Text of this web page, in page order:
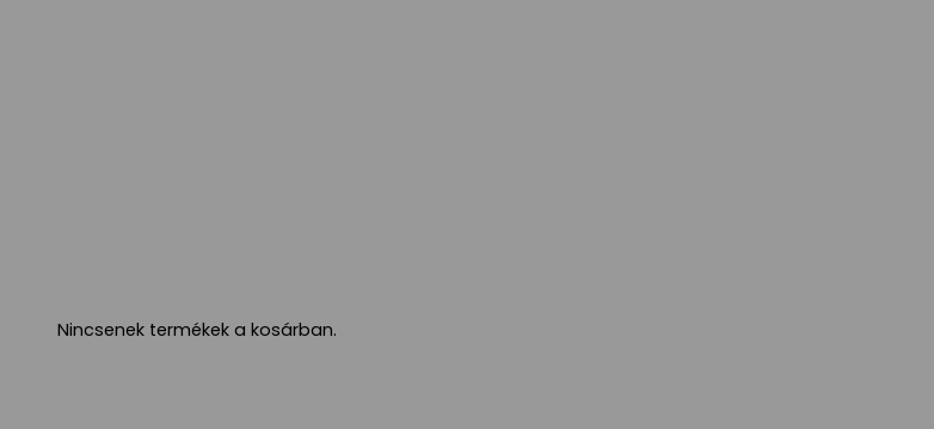
Nincsenek termékek a kosárban.